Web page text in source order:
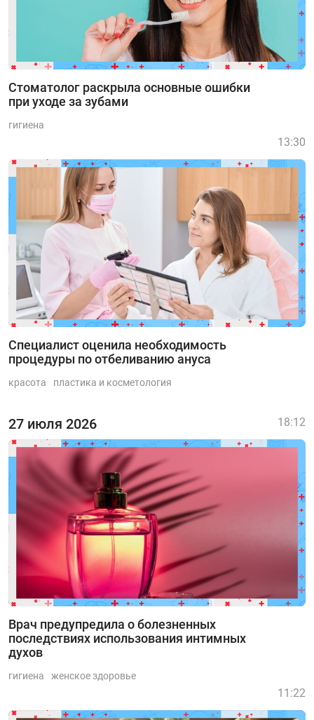
Стоматолог раскрыла основные ошибки
при уходе за зубами
гигиена
Специалист оценила необходимость
процедуры по отбеливанию ануса
13:30
красота пластика и косметология
27 июля 2026
Врач предупредила о болезненных
последствиях использования интимных
духов
18:12
гигиена женское здоровье
11:22